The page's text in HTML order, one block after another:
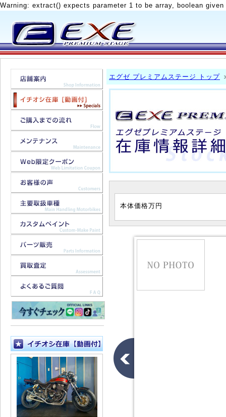
Warning: extract() expects parameter 1 to be array, boolean
エグゼ プレミアムステージ トップ
本体価格万円